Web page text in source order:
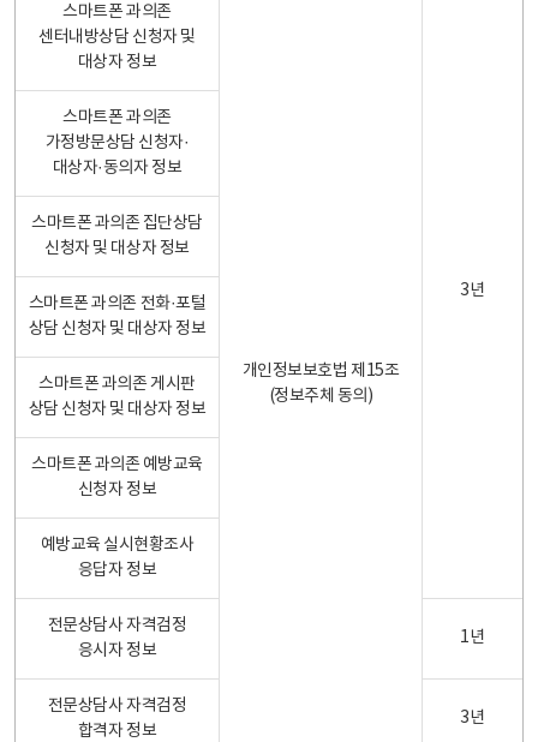
개인정보보호법 제15조
(정보주체 동의)
스마트폰 과의존
센터내방상담 신청자 및
대상자 정보
3년
스마트폰 과의존
가정방문상담 신청자·
대상자·동의자 정보
스마트폰 과의존 집단상담
신청자 및 대상자 정보
스마트폰 과의존 전화·포털
상담 신청자 및 대상자 정보
스마트폰 과의존 게시판
상담 신청자 및 대상자 정보
스마트폰 과의존 예방교육
신청자 정보
예방교육 실시현황조사
응답자 정보
전문상담사 자격검정
응시자 정보
1년
전문상담사 자격검정
합격자 정보
3년